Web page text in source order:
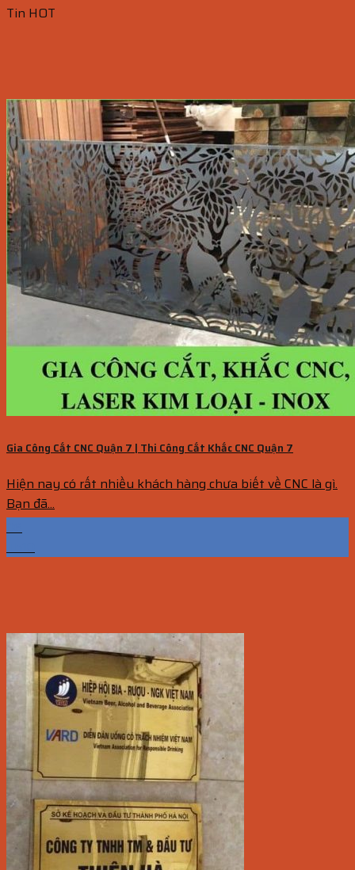
Tin HOT
Gia Công Cắt CNC Quận 7 | Thi Công Cắt Khắc CNC Quận 7
Hiện nay có rất nhiều khách hàng chưa biết về CNC là gì.
Bạn đã...